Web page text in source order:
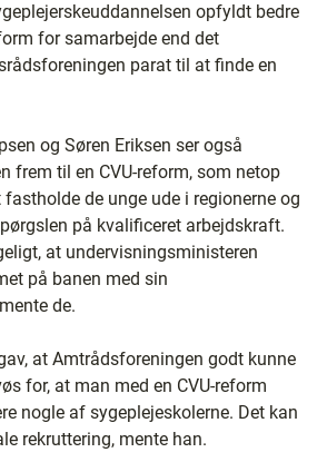
opfyldt bedre
for samarbejde end det
parat til at finde en
og Søren Eriksen ser også
frem til en CVU-reform, som netop
de unge ude i regionerne og
på kvalificeret arbejdskraft.
at undervisningsministeren
på banen med sin
de.
at Amtrådsforeningen godt kunne
for, at man med en CVU-reform
nogle af sygeplejeskolerne. Det kan
rekruttering, mente han.